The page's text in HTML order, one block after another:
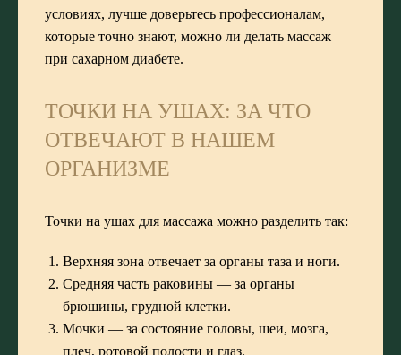
условиях, лучше доверьтесь профессионалам,
которые точно знают, можно ли делать массаж
при сахарном диабете.
ТОЧКИ НА УШАХ: ЗА ЧТО
ОТВЕЧАЮТ В НАШЕМ
ОРГАНИЗМЕ
Точки на ушах для массажа можно разделить так:
Верхняя зона отвечает за органы таза и ноги.
Средняя часть раковины — за органы
брюшины, грудной клетки.
Мочки — за состояние головы, шеи, мозга,
плеч, ротовой полости и глаз.